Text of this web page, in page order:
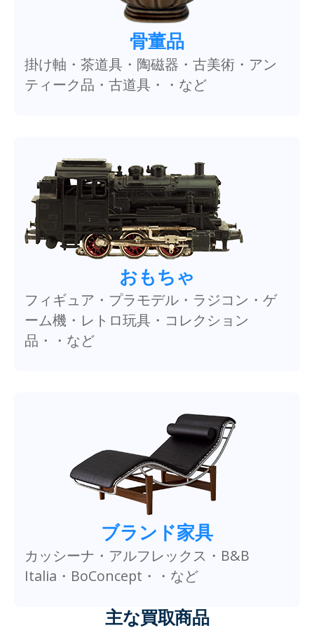
骨董品
掛け軸・茶道具・陶磁器・古美術・アン
ティーク品・古道具・・など
おもちゃ
フィギュア・プラモデル・ラジコン・ゲ
ーム機・レトロ玩具・コレクション
品・・など
ブランド家具
カッシーナ・アルフレックス・B&B
Italia・BoConcept・・など
主な買取商品